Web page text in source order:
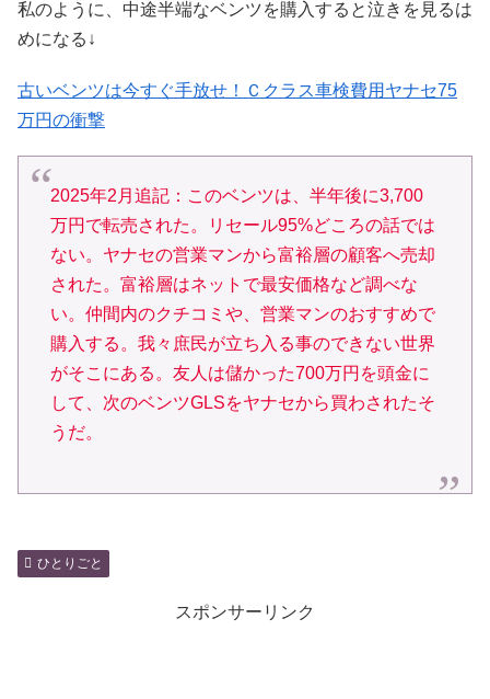
私のように、中途半端なベンツを購入すると泣きを見るは
めになる↓
古いベンツは今すぐ手放せ！Ｃクラス車検費用ヤナセ75
万円の衝撃
2025年2月追記：このベンツは、半年後に3,700
万円で転売された。リセール95%どころの話では
ない。ヤナセの営業マンから富裕層の顧客へ売却
された。富裕層はネットで最安価格など調べな
い。仲間内のクチコミや、営業マンのおすすめで
購入する。我々庶民が立ち入る事のできない世界
がそこにある。 友人は儲かった700万円を頭金に
して、次のベンツGLSをヤナセから買わされたそ
うだ。
ひとりごと
スポンサーリンク